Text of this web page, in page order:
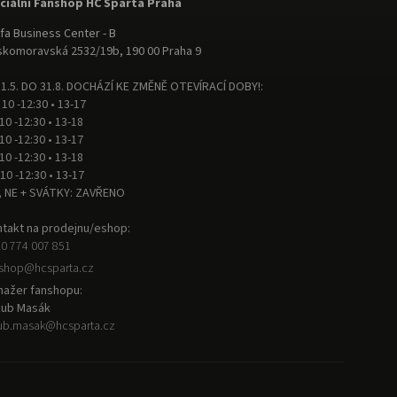
Fanshop HC Sparta Praha
Business Center - B
2532/19b, 190 00 Praha 9
DO 31.8. DOCHÁZÍ KE ZMĚNĚ OTEVÍRACÍ DOBY!:
-12:30 • 13-17
-12:30 • 13-18
-12:30 • 13-17
-12:30 • 13-18
-12:30 • 13-17
+ SVÁTKY: ZAVŘENO
na prodejnu/eshop:
774 007 851
@hcsparta.cz
fanshopu:
Masák
@hcsparta.cz